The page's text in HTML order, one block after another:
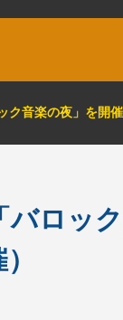
音楽の夜」を開催
バロッ